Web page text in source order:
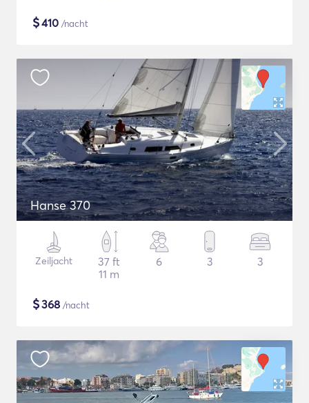
$410 /nacht
Hanse 370
Zeiljacht
37 ft
11 m
6 3 3
$368 /nacht